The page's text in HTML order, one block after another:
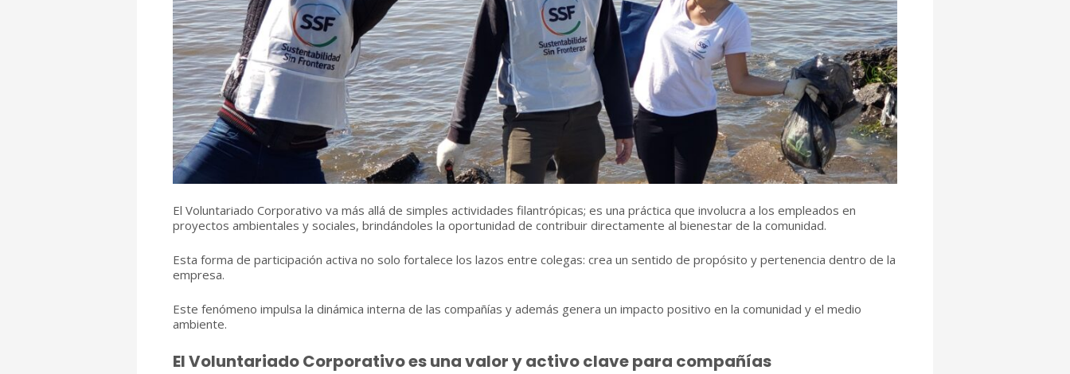
El Voluntariado Corporativo va más allá de simples actividades filantrópicas; es una práctica que involucra a los empleados en
proyectos ambientales y sociales, brindándoles la oportunidad de contribuir directamente al bienestar de la comunidad.
Esta forma de participación activa no solo fortalece los lazos entre colegas: crea un sentido de propósito y pertenencia dentro de la
empresa.
Este fenómeno impulsa la dinámica interna de las compañías y además genera un impacto positivo en la comunidad y el medio
ambiente.
El Voluntariado Corporativo es una valor y activo clave para compañías